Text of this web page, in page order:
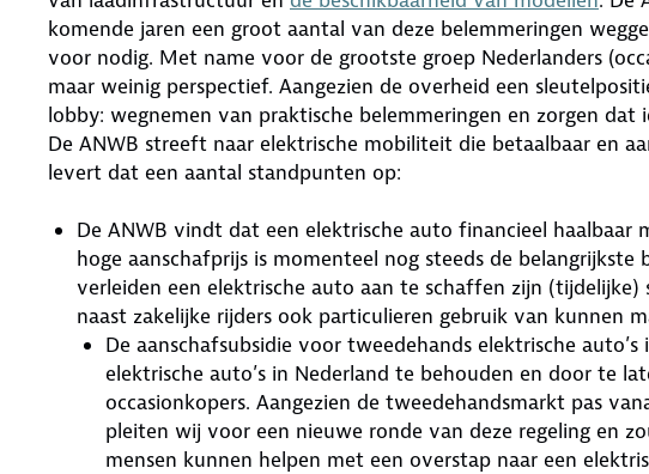
komende jaren een groot aantal van deze belemmeringen
voor nodig. Met name voor de grootste groep Nederlanders
maar weinig perspectief. Aangezien de overheid een
lobby: wegnemen van praktische belemmeringen en zorgen dat
De ANWB streeft naar elektrische mobiliteit die betaalbaar en
levert dat een aantal standpunten op:
De ANWB vindt dat een elektrische auto financieel haalbaar
hoge aanschafprijs is momenteel nog steeds de
verleiden een elektrische auto aan te schaffen zijn (tijdelijke)
naast zakelijke rijders ook particulieren gebruik van kunnen
De aanschafsubsidie voor tweedehands elektrische
elektrische auto’s in Nederland te behouden en door te
occasionkopers. Aangezien de tweedehandsmarkt pas
pleiten wij voor een nieuwe ronde van deze regeling en
mensen kunnen helpen met een overstap naar een